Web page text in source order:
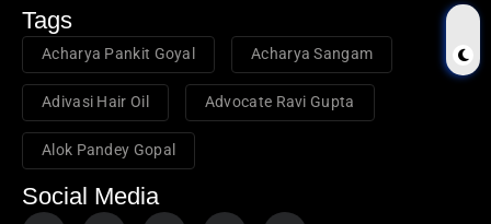
Tags
Acharya Pankit Goyal Acharya Sangam
Adivasi Hair Oil Advocate Ravi Gupta
Alok Pandey Gopal
Social Media